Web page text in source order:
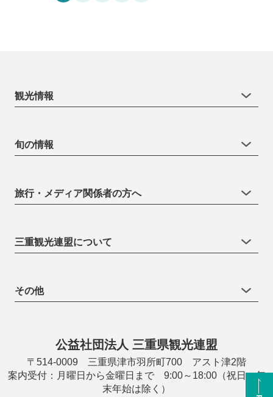
観光情報
旬の情報
旅行・メディア関係者の方へ
三重観光連盟について
その他
公益社団法人 三重県観光連盟
〒514-0009 三重県津市羽所町700 アスト津2階
案内受付：月曜日から金曜日まで 9:00～18:00（祝日・年
末年始は除く）